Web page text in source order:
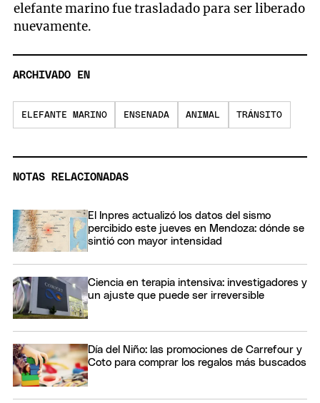
elefante marino fue trasladado para ser liberado
nuevamente.
ARCHIVADO EN
ELEFANTE MARINO ENSENADA ANIMAL TRÁNSITO
NOTAS RELACIONADAS
El Inpres actualizó los datos del sismo
percibido este jueves en Mendoza: dónde se
sintió con mayor intensidad
Ciencia en terapia intensiva: investigadores y
un ajuste que puede ser irreversible
Día del Niño: las promociones de Carrefour y
Coto para comprar los regalos más buscados